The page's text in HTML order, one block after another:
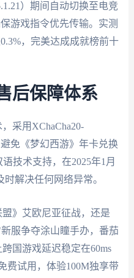
）期间自动切换至电竞
游戏指令优先传输。实测
，完美达成成就榜前十
后保障体系
采用XChaCha20-
免《梦幻西游》年卡兑换
技术支持，在2025年1月
解决任何网络异常。
》艾欧尼亚征战，还是
服争夺涂山瞳手办，番茄
国游戏延迟稳定在60ms
费试用，体验100M独享带